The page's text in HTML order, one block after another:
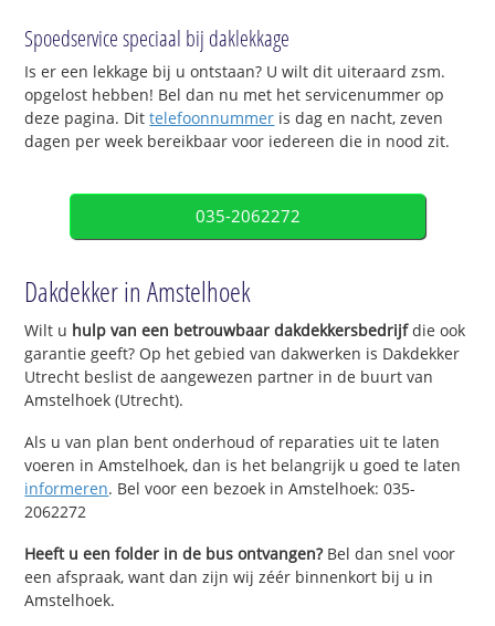
Spoedservice speciaal bij daklekkage
Is er een lekkage bij u ontstaan? U wilt dit uiteraard zsm.
opgelost hebben! Bel dan nu met het servicenummer op
deze pagina. Dittelefoonnummer is dag en nacht, zeven
dagen per week bereikbaar voor iedereen die in nood zit.
035-2062272
Dakdekker in Amstelhoek
Wilt u hulp van een betrouwbaar dakdekkersbedrijfdie ook
garantie geeft? Op het gebied van dakwerken is Dakdekker
Utrecht beslist de aangewezen partner in de buurt van
Amstelhoek (Utrecht).
Als u van plan bent onderhoud of reparaties uit te laten
voeren in Amstelhoek, dan is het belangrijk u goed te laten
informeren. Bel voor een bezoek in Amstelhoek: 035-
2062272
Heeft u een folder in de bus ontvangen?Bel dan snel voor
een afspraak, want dan zijn wij zéér binnenkort bij u in
Amstelhoek.